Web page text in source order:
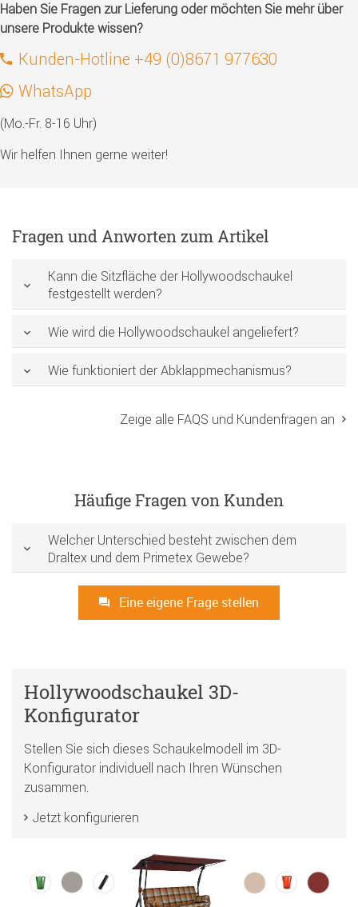
Haben Sie Fragen zur Lieferung oder möchten Sie mehr über
unsere Produkte wissen?
Kunden-Hotline +49 (0)8671 977630
WhatsApp
(Mo.-Fr. 8-16 Uhr)
Wir helfen Ihnen gerne weiter!
Fragen und Anworten zum Artikel
Kann die Sitzfläche der Hollywoodschaukel
festgestellt werden?
Wie wird die Hollywoodschaukel angeliefert?
Wie funktioniert der Abklappmechanismus?
Zeige alle FAQS und Kundenfragen an
Häufige Fragen von Kunden
Welcher Unterschied besteht zwischen dem
Draltex und dem Primetex Gewebe?
Eine eigene Frage stellen
Hollywoodschaukel 3D-
Konfigurator
Stellen Sie sich dieses Schaukelmodell im 3D-
Konfigurator individuell nach Ihren Wünschen
zusammen.
Jetzt konfigurieren